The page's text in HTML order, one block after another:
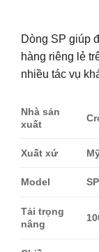
Dòng SP giúp
hàng riêng lẻ
nhiều tác vụ
Nhà sản
xuất
Xuất xứ
Model
Tải trọng
nâng